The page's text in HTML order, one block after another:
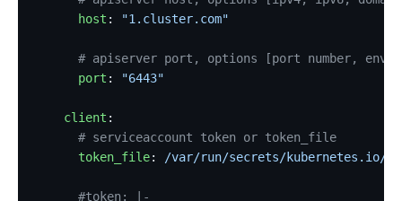
调试功能
SSL 协议
HTTP3 协议
升级指南
      host
: "1.cluster.com"
# apiserver port, options [port number,
      port
: "6443"
    client
:
      # serviceaccount token or token_file
      token_file
: /var/run/secrets/kubernetes.io/
      #token: |-